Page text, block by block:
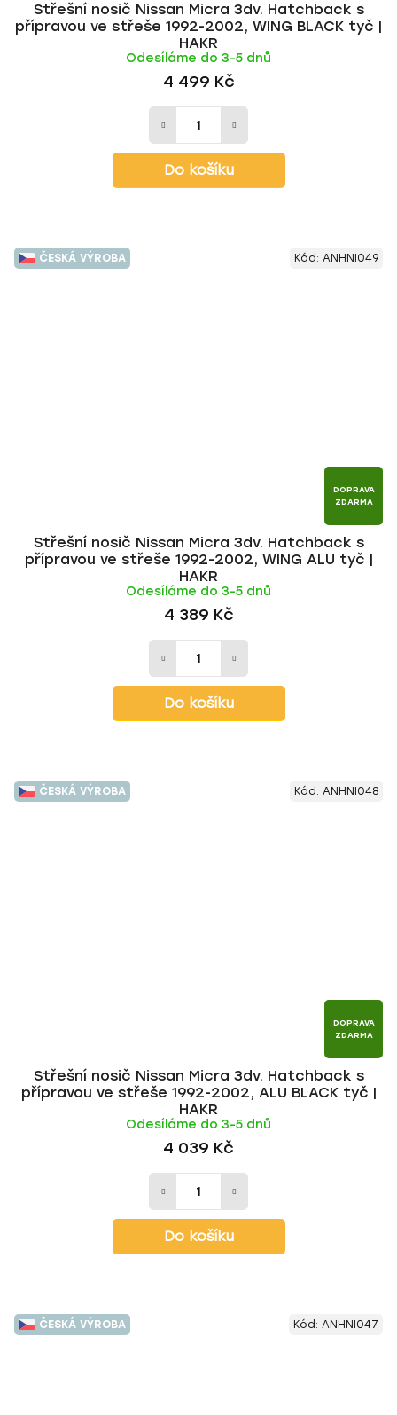
Střešní nosič Nissan Micra 3dv. Hatchback s
přípravou ve střeše 1992-2002, WING BLACK tyč |
HAKR
Odesíláme do 3-5 dnů
4 499 Kč
Do košíku
ČESKÁ VÝROBA
DOPRAVA
ZDARMA
Střešní nosič Nissan Micra 3dv. Hatchback s
přípravou ve střeše 1992-2002, WING ALU tyč |
HAKR
Odesíláme do 3-5 dnů
4 389 Kč
Do košíku
Kód: ANHNI049
ČESKÁ VÝROBA
DOPRAVA
ZDARMA
Střešní nosič Nissan Micra 3dv. Hatchback s
přípravou ve střeše 1992-2002, ALU BLACK tyč |
HAKR
Odesíláme do 3-5 dnů
4 039 Kč
Do košíku
Kód: ANHNI048
ČESKÁ VÝROBA Kód: ANHNI047